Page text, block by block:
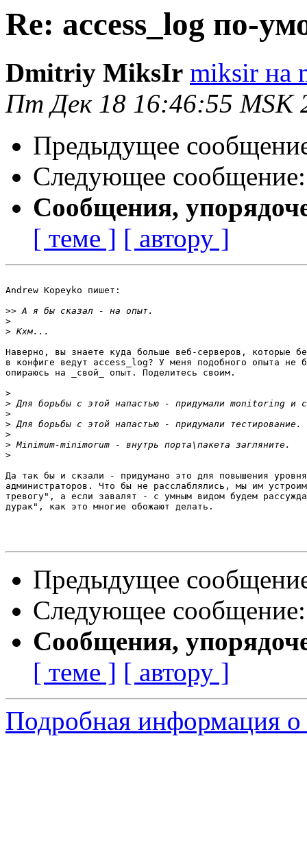
Re: access_log по-
Dmitriy MiksIr miksir на
Пт Дек 18 16:46:55 MSK
Предыдущее
Следующее
Сообщения,
[ теме ] [ автору ]
Andrew Kopeyko пишет:
>>
>
>
Наверно, вы знаете куда больше веб-серверов, которые
в конфиге ведут access_log? У меня подобного опыта
опираюсь на _свой_ опыт. Поделитесь своим.
>
>
>
>
>
>
>
Да так бы и скзали - придумано это для повышения
администраторов. Что бы не расслаблялись, мы им
тревогу", а если завалят - с умным видом будем
дурак", как это многие обожают делать.
Предыдущее
Следующее
Сообщения,
[ теме ] [ автору ]
Подробная информация